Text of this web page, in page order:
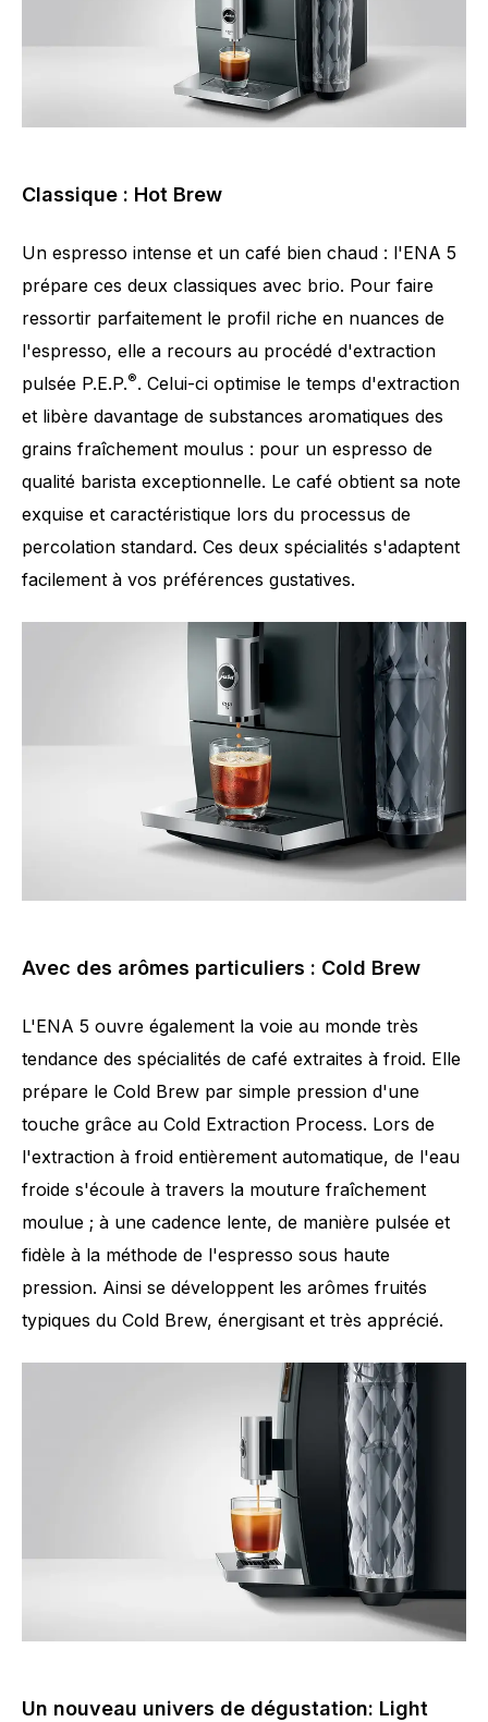
Nombre de spécialités 6
Classique : Hot Brew
Un espresso intense et un café bien chaud : l'ENA 5
prépare ces deux classiques avec brio. Pour faire
ressortir parfaitement le profil riche en nuances de
l'espresso, elle a recours au procédé d'extraction
pulsée P.E.P.®. Celui-ci optimise le temps d'extraction
et libère davantage de substances aromatiques des
grains fraîchement moulus : pour un espresso de
qualité barista exceptionnelle. Le café obtient sa note
exquise et caractéristique lors du processus de
percolation standard. Ces deux spécialités s'adaptent
facilement à vos préférences gustatives.
Avec des arômes particuliers : Cold Brew
L'ENA 5 ouvre également la voie au monde très
tendance des spécialités de café extraites à froid. Elle
prépare le Cold Brew par simple pression d'une
touche grâce au Cold Extraction Process. Lors de
l'extraction à froid entièrement automatique, de l'eau
froide s'écoule à travers la mouture fraîchement
moulue ; à une cadence lente, de manière pulsée et
fidèle à la méthode de l'espresso sous haute
pression. Ainsi se développent les arômes fruités
typiques du Cold Brew, énergisant et très apprécié.
Un nouveau univers de dégustation: Light